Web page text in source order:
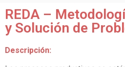
REDA –
y Solución de
Descripción: